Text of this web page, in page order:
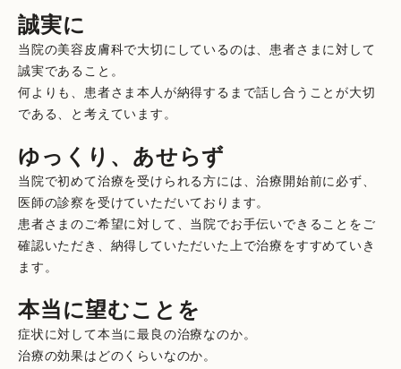
誠実に
当院の美容皮膚科で大切にしているのは、患者さまに対して
誠実であること。
何よりも、患者さま本人が納得するまで話し合うことが大切
である、と考えています。
ゆっくり、あせらず
当院で初めて治療を受けられる方には、治療開始前に必ず、
医師の診察を受けていただいております。
患者さまのご希望に対して、当院でお手伝いできることをご
確認いただき、納得していただいた上で治療をすすめていき
ます。
本当に望むことを
症状に対して本当に最良の治療なのか。
治療の効果はどのくらいなのか。